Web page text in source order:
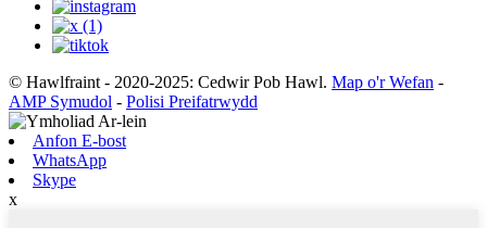
© Hawlfraint - 2020-2025: Cedwir Pob Hawl. Map o'r Wefan -
AMP Symudol - Polisi Preifatrwydd
Anfon E-bost
WhatsApp
Skype
x